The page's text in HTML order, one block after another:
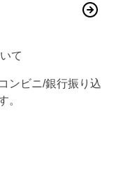
て
ンビニ/銀行振り込
。